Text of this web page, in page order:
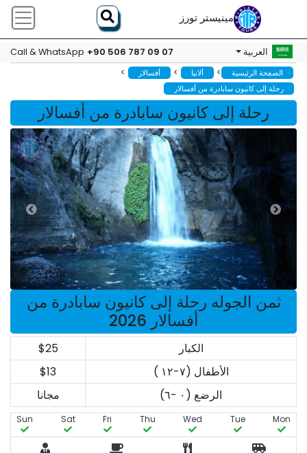
مينيستر تورز
العربية Call & WhatsApp +90 506 787 09 07
الصفحة الرئيسية > ألانيا > أفسالار >
رحلة إلى كانيون سابادرة من أفسالار
رحلة إلى كانيون سابادرة من أفسالار
ثمن الجوله رحلة إلى كانيون سابادرة من
أفسالار 2026
الكبار
$25
الأطفال (٧-١٢ )
$13
الرضع (٠ -٦)
مجانا
Mon
Tue
Wed
Thu
Fri
Sat
Sun